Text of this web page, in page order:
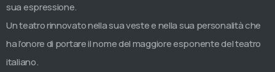
sua espressione.
Un teatro rinnovato nella sua veste e nella sua personalità che
ha l’onore di portare il nome del maggiore esponente del teatro
italiano.